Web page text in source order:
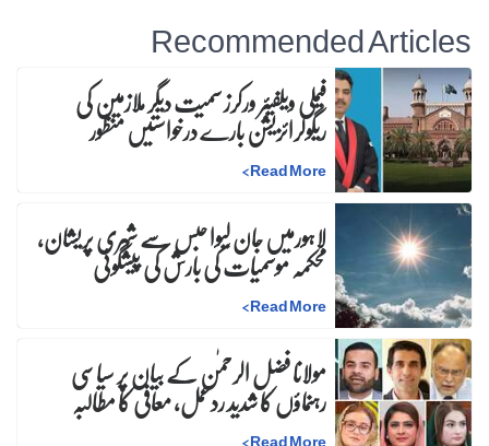
Recommended Articles
فیملی ویلفیئر ورکرز سمیت دیگر ملازمین کی
ریگولرائزیشن بارے درخواستیں منظور
Read More
>
لاہورمیں جان لیوا حبس سے شہری پریشان،
محکمہ موسمیات کی بارش کی پیشگوئی
Read More
>
مولانا فضل الرحمٰن کے بیان پر سیاسی
رہنماؤں کا شدید ردعمل، معافی کا مطالبہ